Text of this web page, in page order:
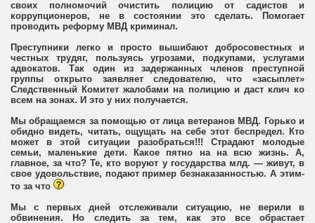
своих полномочий очистить полицию от садистов и
коррупционеров, не в состоянии это сделать. Помогает
проводить реформу МВД криминал.
Преступники легко и просто вышибают добросовестных и
честных трудяг, пользуясь угрозами, подкупами, услугами
адвокатов. Так один из задержанных членов преступной
группы открыто заявляет следователю, что «засыплет»
Следственный Комитет жалобами на полицию и даст клич ко
всем на зонах. И это у них получается.
Мы обращаемся за помощью от лица ветеранов МВД. Горько и
обидно видеть, читать, ощущать на себе этот беспредел. Кто
может в этой ситуации разобраться!!! Страдают молодые
семьи, маленькие дети. Какое пятно на на всю жизнь. А,
главное, за что? Те, кто воруют у государства млд. — живут, в
свое удовольствие, подают пример безнаказанностью. А этим-
то за что
Мы с первых дней отслеживали ситуацию, не верили в
обвинения. Но следить за тем, как это все обрастает